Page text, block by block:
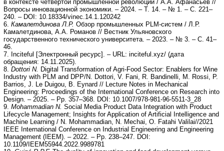
в контексте четвертой промышленной революции / А.А. Афанасьев //
Вопросы инновационной экономики. – 2024. – Т. 14. – № 1. – С. 221–
240. – DOI: 10.18334/vinec.14.1.120242
6. Камалетдинова Л.Р. Обзор промышленных PLM-систем / Л.Р.
Камалетдинова, А.А. Романов // Вестник Ульяновского
государственного технического университета. – 2023. – № 3. – С. 41–
46.
7. Inciteful [Электронный ресурс]. – URL: inciteful.xyz/ (дата
обращения: 14.11.2025).
8. Dottori N. Digital Transformation of Agri-Food Sector: Enablers for Wine
Industry with PLM and DPP/N. Dottori, V. Fani, R. Bandinelli, M. Rossi, P.
Barrios, J. Le Duigou, B. Eynard // Lecture Notes in Mechanical
Engineering: Proceedings of the International Conference on Research into
Design. – 2025. – Pp. 357–368. DOI: 10.1007/978-981-96-5511-3_28
9. Mohammadian N. Social Media Product Data Integration with Product
Lifecycle Management; Insights for Application of Artificial Intelligence and
Machine Learning / N. Mohammadian, N. Mechai, O. Fatahi Valilai//2021
IEEE International Conference on Industrial Engineering and Engineering
Management (IEEM). – 2022. – Pp. 238–247. DOI:
10.1109/IEEM55944.2022.9989781